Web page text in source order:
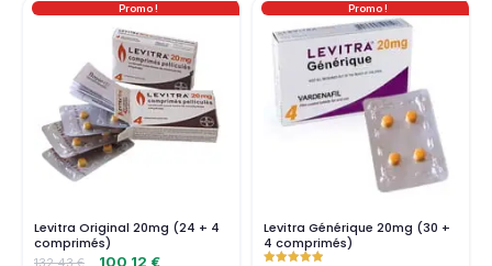
Promo !
Levitra Original 20mg (24 + 4
comprimés)
100,12 €
Promo !
Levitra Générique 20mg (30 +
4 comprimés)